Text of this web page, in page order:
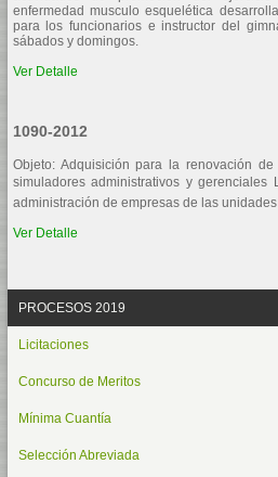
enfermedad musculo esquelética
para los funcionarios e instructor del
sábados y domingos.
Ver Detalle
1090-2012
Objeto: Adquisición para la renovación
simuladores administrativos y gerenciales
administración de empresas de las
Ver Detalle
PROCESOS 2019
Licitaciones
Concurso de Meritos
Mínima Cuantía
Selección Abreviada